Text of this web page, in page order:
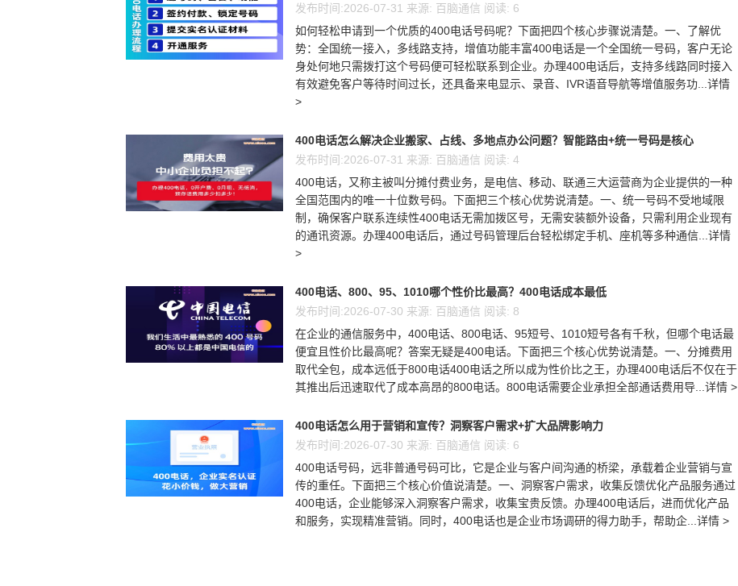
发布时间:2026-07-31 来源: 百脑通信 阅读: 6
如何轻松申请到一个优质的400电话号码呢？下面把四个核心步骤说清楚。一、了解优
势：全国统一接入，多线路支持，增值功能丰富400电话是一个全国统一号码，客户无论
身处何地只需拨打这个号码便可轻松联系到企业。办理400电话后，支持多线路同时接入
有效避免客户等待时间过长，还具备来电显示、录音、IVR语音导航等增值服务功...详情
>
400电话怎么解决企业搬家、占线、多地点办公问题？智能路由+统一号码是核心
发布时间:2026-07-31 来源: 百脑通信 阅读: 4
400电话，又称主被叫分摊付费业务，是电信、移动、联通三大运营商为企业提供的一种
全国范围内的唯一十位数号码。下面把三个核心优势说清楚。一、统一号码不受地域限
制，确保客户联系连续性400电话无需加拨区号，无需安装额外设备，只需利用企业现有
的通讯资源。办理400电话后，通过号码管理后台轻松绑定手机、座机等多种通信...详情
>
400电话、800、95、1010哪个性价比最高？400电话成本最低
发布时间:2026-07-30 来源: 百脑通信 阅读: 8
在企业的通信服务中，400电话、800电话、95短号、1010短号各有千秋，但哪个电话最
便宜且性价比最高呢？答案无疑是400电话。下面把三个核心优势说清楚。一、分摊费用
取代全包，成本远低于800电话400电话之所以成为性价比之王，办理400电话后不仅在于
其推出后迅速取代了成本高昂的800电话。800电话需要企业承担全部通话费用导...详情 >
400电话怎么用于营销和宣传？洞察客户需求+扩大品牌影响力
发布时间:2026-07-30 来源: 百脑通信 阅读: 6
400电话号码，远非普通号码可比，它是企业与客户间沟通的桥梁，承载着企业营销与宣
传的重任。下面把三个核心价值说清楚。一、洞察客户需求，收集反馈优化产品服务通过
400电话，企业能够深入洞察客户需求，收集宝贵反馈。办理400电话后，进而优化产品
和服务，实现精准营销。同时，400电话也是企业市场调研的得力助手，帮助企...详情 >